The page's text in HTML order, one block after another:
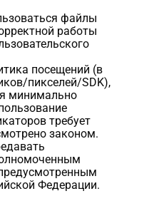
файлы
работы
посещений (в
пикселей/SDK),
минимально
требует
законом.
Федерации.